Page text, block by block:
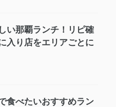
い那覇ランチ！リピ確
入り店をエリアごとに
食べたいおすすめラン